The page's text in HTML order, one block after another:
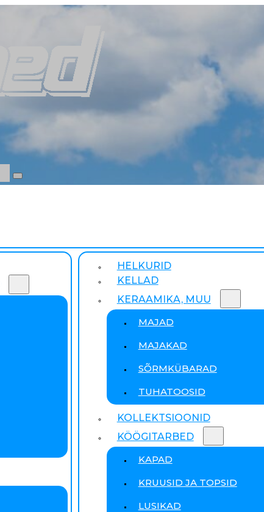
HELKURID
KELLAD
KERAAMIKA, MUU
MAJAD
MAJAKAD
SÕRMKÜBARAD
TUHATOOSID
KOLLEKTSIOONID
KÖÖGITARBED
KAPAD
KRUUSID JA TOPSID
LUSIKAD